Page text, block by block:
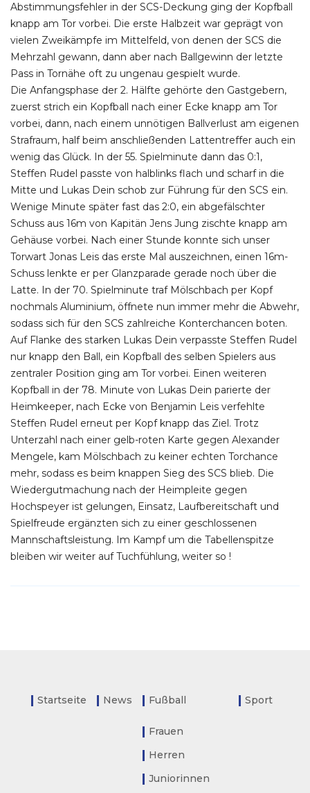
Abstimmungsfehler in der SCS-Deckung ging der Kopfball
knapp am Tor vorbei. Die erste Halbzeit war geprägt von
vielen Zweikämpfe im Mittelfeld, von denen der SCS die
Mehrzahl gewann, dann aber nach Ballgewinn der letzte
Pass in Tornähe oft zu ungenau gespielt wurde.
Die Anfangsphase der 2. Hälfte gehörte den Gastgebern,
zuerst strich ein Kopfball nach einer Ecke knapp am Tor
vorbei, dann, nach einem unnötigen Ballverlust am eigenen
Strafraum, half beim anschließenden Lattentreffer auch ein
wenig das Glück. In der 55. Spielminute dann das 0:1,
Steffen Rudel passte von halblinks flach und scharf in die
Mitte und Lukas Dein schob zur Führung für den SCS ein.
Wenige Minute später fast das 2:0, ein abgefälschter
Schuss aus 16m von Kapitän Jens Jung zischte knapp am
Gehäuse vorbei. Nach einer Stunde konnte sich unser
Torwart Jonas Leis das erste Mal auszeichnen, einen 16m-
Schuss lenkte er per Glanzparade gerade noch über die
Latte. In der 70. Spielminute traf Mölschbach per Kopf
nochmals Aluminium, öffnete nun immer mehr die Abwehr,
sodass sich für den SCS zahlreiche Konterchancen boten.
Auf Flanke des starken Lukas Dein verpasste Steffen Rudel
nur knapp den Ball, ein Kopfball des selben Spielers aus
zentraler Position ging am Tor vorbei. Einen weiteren
Kopfball in der 78. Minute von Lukas Dein parierte der
Heimkeeper, nach Ecke von Benjamin Leis verfehlte
Steffen Rudel erneut per Kopf knapp das Ziel. Trotz
Unterzahl nach einer gelb-roten Karte gegen Alexander
Mengele, kam Mölschbach zu keiner echten Torchance
mehr, sodass es beim knappen Sieg des SCS blieb. Die
Wiedergutmachung nach der Heimpleite gegen
Hochspeyer ist gelungen, Einsatz, Laufbereitschaft und
Spielfreude ergänzten sich zu einer geschlossenen
Mannschaftsleistung. Im Kampf um die Tabellenspitze
bleiben wir weiter auf Tuchfühlung, weiter so !
Startseite News Fußball
Frauen
Herren
Juniorinnen
Sport